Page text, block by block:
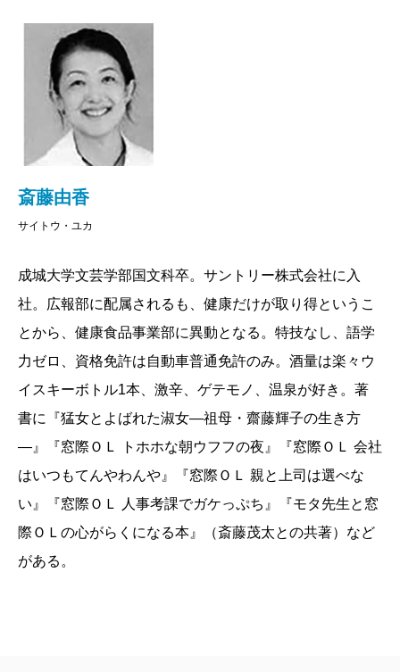
斎藤由香
サイトウ・ユカ
成城大学文芸学部国文科卒。サントリー株式会社に入
社。広報部に配属されるも、健康だけが取り得というこ
とから、健康食品事業部に異動となる。特技なし、語学
力ゼロ、資格免許は自動車普通免許のみ。酒量は楽々ウ
イスキーボトル1本、激辛、ゲテモノ、温泉が好き。著
書に『猛女とよばれた淑女―祖母・齋藤輝子の生き方
―』『窓際ＯＬ トホホな朝ウフフの夜』『窓際ＯＬ 会社
はいつもてんやわんや』『窓際ＯＬ 親と上司は選べな
い』『窓際ＯＬ 人事考課でガケっぷち』『モタ先生と窓
際ＯＬの心がらくになる本』（斎藤茂太との共著）など
がある。